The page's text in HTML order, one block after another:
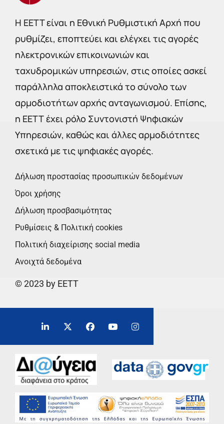
Η EETT είναι η Εθνική Ρυθμιστική Αρχή που
ρυθμίζει, εποπτεύει και ελέγχει τις αγορές
ηλεκτρονικών επικοινωνιών και
ταχυδρομικών υπηρεσιών, στις οποίες ασκεί
παράλληλα αποκλειστικά το σύνολο των
αρμοδιοτήτων αρχής ανταγωνισμού. Επίσης,
η ΕΕΤΤ έχει ρόλο Συντονιστή Ψηφιακών
Υπηρεσιών, καθώς και άλλες αρμοδιότητες
σχετικά με τις ψηφιακές αγορές.
Δήλωση προστασίας προσωπικών δεδομένων
Όροι χρήσης
Δήλωση προσβασιμότητας
Ρυθμίσεις & Πολιτική cookies
Πολιτική διαχείρισης social media
Ανοιχτά δεδομένα
© 2023 by EETT